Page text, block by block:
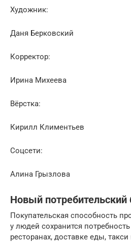
Художник:
Даня Берковский
Корректор:
Ирина Михеева
Вёрстка:
Кирилл Климентьев
Соцсети:
Алина Грызлова
Новый потребительский
Покупательская способность
у людей сохранится
ресторанах, доставке еды,